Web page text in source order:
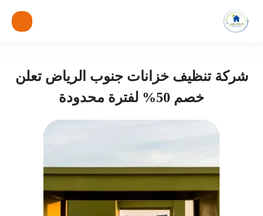
شركة تنظيف خزانات جنوب الرياض تعلن
خصم 50% لفترة محدودة